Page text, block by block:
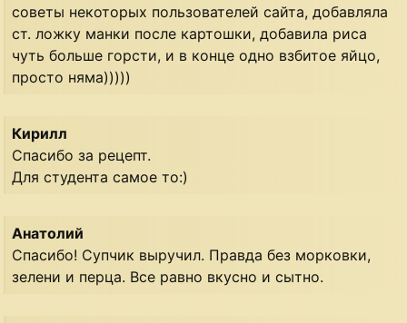
советы некоторых пользователей сайта, добавляла
ст. ложку манки после картошки, добавила риса
чуть больше горсти, и в конце одно взбитое яйцо,
просто няма)))))
Кирилл
Спасибо за рецепт.
Для студента самое то:)
Анатолий
Спасибо! Супчик выручил. Правда без морковки,
зелени и перца. Все равно вкусно и сытно.